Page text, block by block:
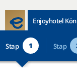
Enjoyhotel
Stap 1 Stap